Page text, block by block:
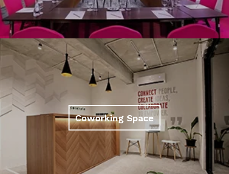
Coworking Space